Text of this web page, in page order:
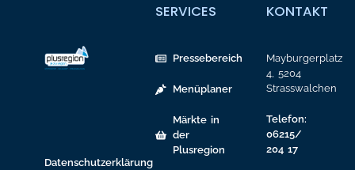
Datenschutzerklärung
SERVICES
Pressebereich
Menüplaner
Märkte in
der
Plusregion
KONTAKT
Mayburgerplatz
4, 5204
Strasswalchen
Telefon:
06215/
204 17